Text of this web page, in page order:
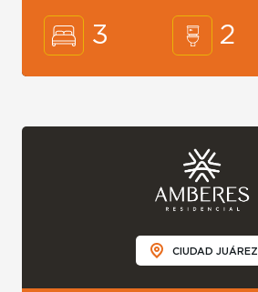
3 2
CIUDAD JUÁREZ